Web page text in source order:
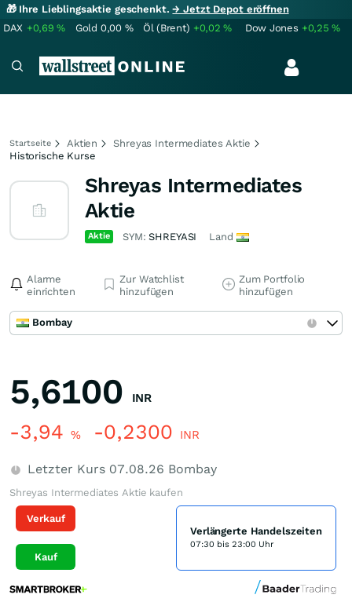
🎁 Ihre Lieblingsaktie geschenkt.→ Jetzt Depot eröffnen
DAX +0,69% Gold 0,00 % Öl (Brent) +0,02% Dow Jones +0,25%
Startseite Aktien
Shreyas Intermediates Aktie
Historische Kurse
Shreyas Intermediates
Aktie
Aktie SYM:SHREYASI Land
Alarme
einrichten
Zur Watchlist
hinzufügen
Zum Portfolio
hinzufügen
Bombay
5,6100 INR
-3,94 % -0,2300 INR
Letzter Kurs 07.08.26 Bombay
Shreyas Intermediates Aktie kaufen
Verkauf
Kauf
Verlängerte Handelszeiten
07:30 bis 23:00 Uhr